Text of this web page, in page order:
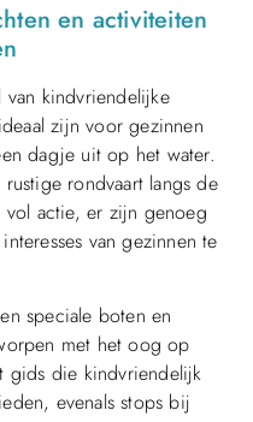
en activiteiten
kindvriendelijke
zijn voor gezinnen
dagje uit op het water.
rondvaart langs de
vol actie, er zijn genoeg
van gezinnen te
speciale boten en
met het oog op
gids die kindvriendelijk
evenals stops bij